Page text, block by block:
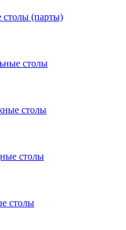
столы (парты)
столы
столы
столы
столы